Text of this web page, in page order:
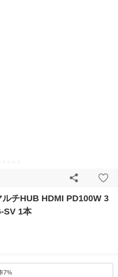
チHUB HDMI PD100W 3
SV 1本
7%